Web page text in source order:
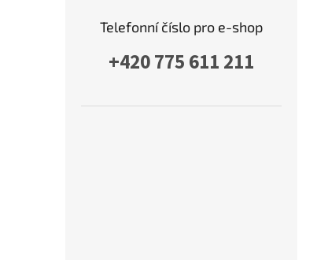
Telefonní číslo pro e-shop
+420 775 611 211